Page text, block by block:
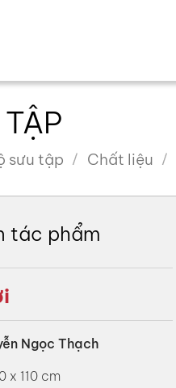
sưu tập Chất liệu
tác phẩm
Ngọc Thạch
x 110 cm